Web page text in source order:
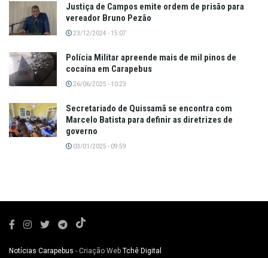
Justiça de Campos emite ordem de prisão para
vereador Bruno Pezão
23/12/2024 - 15:07
Polícia Militar apreende mais de mil pinos de
cocaína em Carapebus
26/06/2025 - 10:23
Secretariado de Quissamã se encontra com
Marcelo Batista para definir as diretrizes de
governo
03/01/2025 - 09:59
Notícias Carapebus - Criação Web Tchê Digital